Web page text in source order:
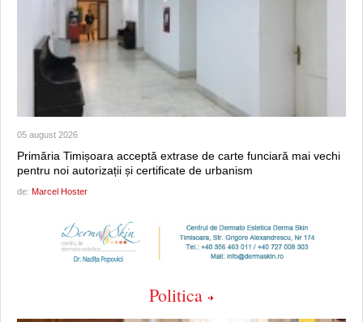
05 august 2026
Primăria Timișoara acceptă extrase de carte funciară mai vechi
pentru noi autorizații și certificate de urbanism
de: Marcel Hoster
Politica